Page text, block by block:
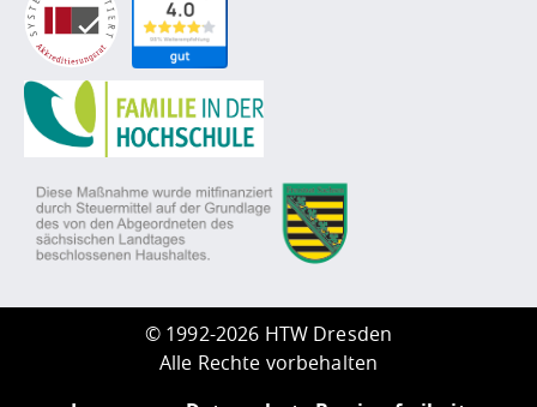
© 1992-2026 HTW Dresden
Alle Rechte vorbehalten